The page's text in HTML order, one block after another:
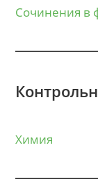
Сочинения в
Химия